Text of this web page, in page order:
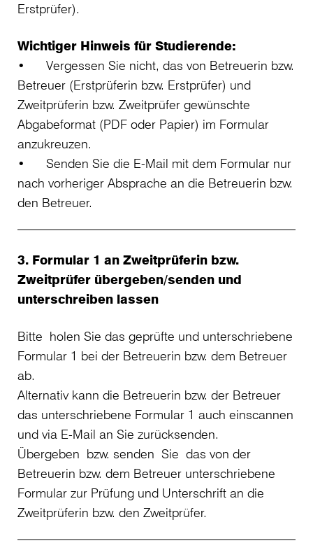
Erstprüfer).
Wichtiger Hinweis für Studierende:
• Vergessen Sie nicht, das von Betreuerin bzw.
Betreuer (Erstprüferin bzw. Erstprüfer) und
Zweitprüferin bzw. Zweitprüfer gewünschte
Abgabeformat (PDF oder Papier) im Formular
anzukreuzen.
• Senden Sie die E-Mail mit dem Formular nur
nach vorheriger Absprache an die Betreuerin bzw.
den Betreuer.
3. Formular 1 an Zweitprüferin bzw.
Zweitprüfer übergeben/senden und
unterschreiben lassen
Bitte holen Sie das geprüfte und unterschriebene
Formular 1 bei der Betreuerin bzw. dem Betreuer
ab.
Alternativ kann die Betreuerin bzw. der Betreuer
das unterschriebene Formular 1 auch einscannen
und via E-Mail an Sie zurücksenden.
Übergeben bzw. senden Sie das von der
Betreuerin bzw. dem Betreuer unterschriebene
Formular zur Prüfung und Unterschrift an die
Zweitprüferin bzw. den Zweitprüfer.